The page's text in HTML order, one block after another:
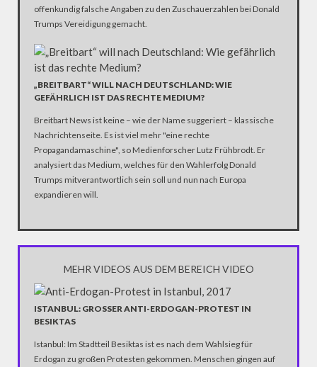
offenkundig falsche Angaben zu den Zuschauerzahlen bei Donald
Trumps Vereidigung gemacht.
„BREITBART“ WILL NACH DEUTSCHLAND: WIE
GEFÄHRLICH IST DAS RECHTE MEDIUM?
Breitbart News ist keine – wie der Name suggeriert – klassische
Nachrichtenseite. Es ist viel mehr "eine rechte
Propagandamaschine", so Medienforscher Lutz Frühbrodt. Er
analysiert das Medium, welches für den Wahlerfolg Donald
Trumps mitverantwortlich sein soll und nun nach Europa
expandieren will.
MEHR VIDEOS AUS DEM BEREICH VIDEO
ISTANBUL: GROSSER ANTI-ERDOGAN-PROTEST IN B
ESIKTAS
Istanbul: Im Stadtteil Besiktas ist es nach dem Wahlsieg für
Erdogan zu großen Protesten gekommen. Menschen gingen auf